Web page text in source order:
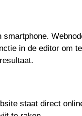
in de editor om
staat direct